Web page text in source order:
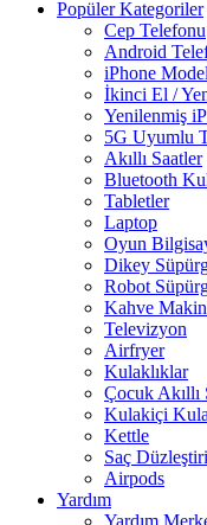
Popüler Kategoriler
Cep Telefonu
Android
iPhone
İkinci El /
Yenilenmiş
5G Uyumlu
Akıllı Saatler
Bluetooth
Tabletler
Laptop
Oyun
Dikey
Robot
Kahve
Televizyon
Airfryer
Kulaklıklar
Çocuk Akıllı
Kulakiçi
Kettle
Saç
Airpods
Yardım
Yardım